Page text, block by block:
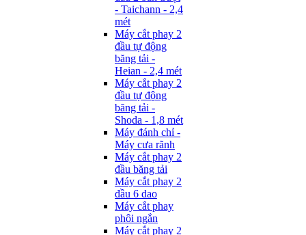
- Taichann - 2,4
mét
Máy cắt phay 2
đầu tự động
băng tải -
Heian - 2,4 mét
Máy cắt phay 2
đầu tự động
băng tải -
Shoda - 1,8 mét
Máy đánh chỉ -
Máy cưa rãnh
Máy cắt phay 2
đầu băng tải
Máy cắt phay 2
đầu 6 dao
Máy cắt phay
phôi ngắn
Máy cắt phay 2